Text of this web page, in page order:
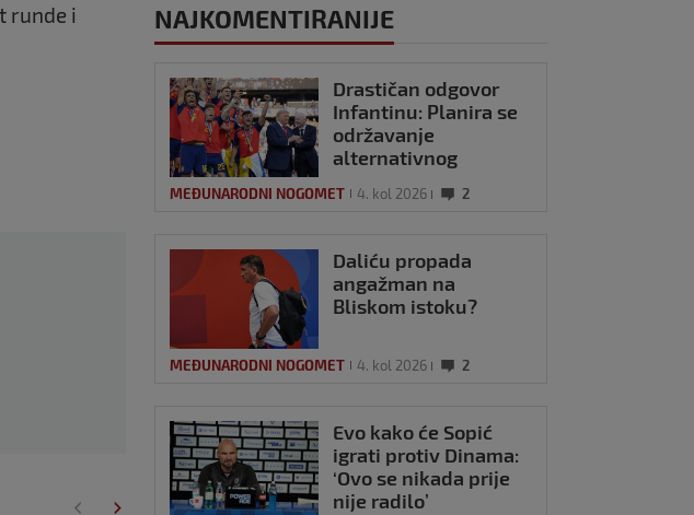
runde i
NAJKOMENTIRANIJE
Drastičan odgovor
Infantinu: Planira se
održavanje
alternativnog
MEĐUNARODNI NOGOMET 4. kol 2026 2
Daliću propada
angažman na
Bliskom istoku?
MEĐUNARODNI NOGOMET 4. kol 2026 2
Evo kako će Sopić
igrati protiv Dinama:
‘Ovo se nikada prije
nije radilo’